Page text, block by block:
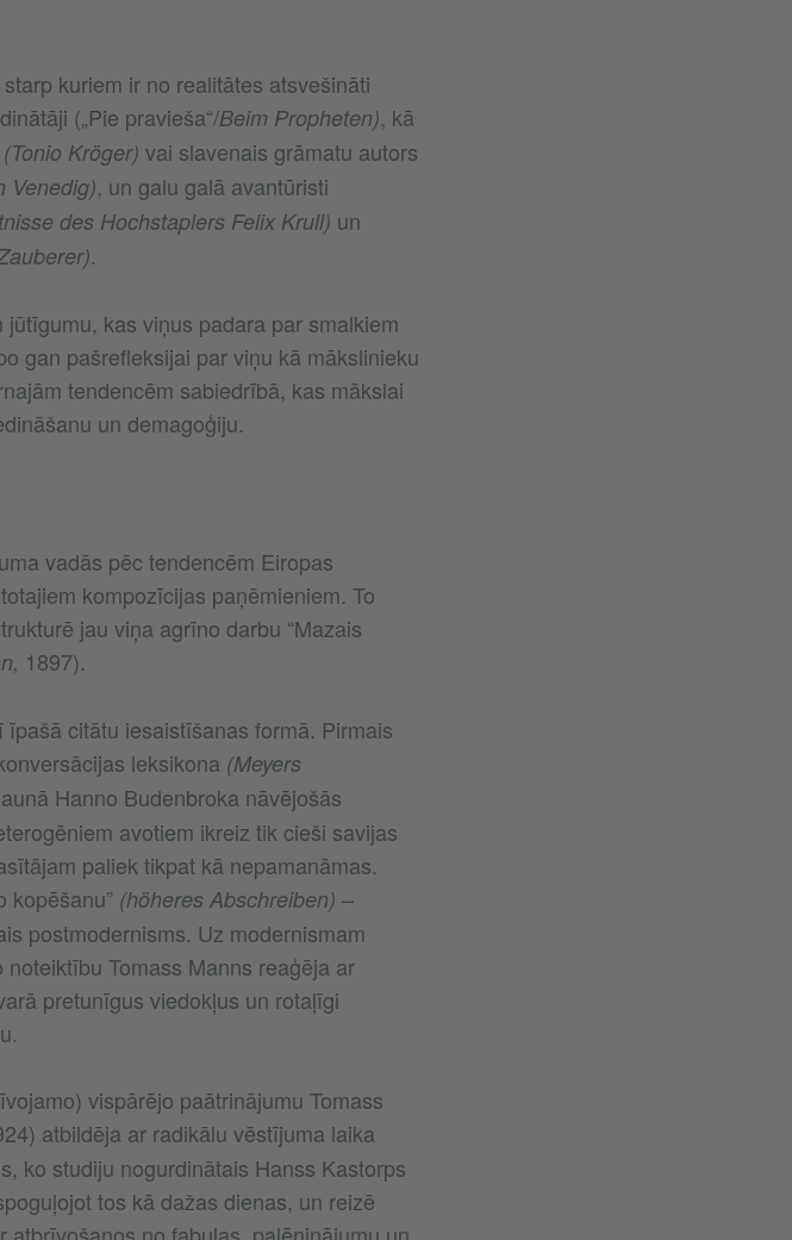
kuriem ir no realitātes atsvešināti
(„Pie pravieša“/Beim Propheten), kā
(Tonio Kröger) vai slavenais grāmatu autors
Venedig), un galu galā avantūristi
des Hochstaplers Felix Krull) un
.
kas viņus padara par smalkiem
gan pašrefleksijai par viņu kā mākslinieku
tendencēm sabiedrībā, kas mākslai
un demagoģiju.
vadās pēc tendencēm Eiropas
kompozīcijas paņēmieniem. To
jau viņa agrīno darbu “Mazais
1897).
citātu iesaistīšanas formā. Pirmais
leksikona (Meyers
Hanno Budenbroka nāvējošās
avotiem ikreiz tik cieši savijas
paliek tikpat kā nepamanāmas.
kopēšanu” (höheres Abschreiben) –
postmodernisms. Uz modernismam
Tomass Manns reaģēja ar
pretunīgus viedokļus un rotaļīgi
vispārējo paātrinājumu Tomass
atbildēja ar radikālu vēstījuma laika
ko studiju nogurdinātais Hanss Kastorps
tos kā dažas dienas, un reizē